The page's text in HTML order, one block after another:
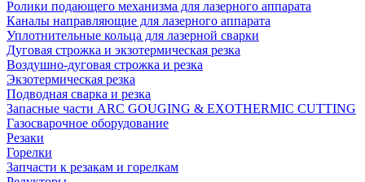
Ролики подающего механизма для лазерного аппарата
Каналы направляющие для лазерного аппарата
Уплотнительные кольца для лазерной сварки
Дуговая строжка и экзотермическая резка
Воздушно-дуговая строжка и резка
Экзотермическая резка
Подводная сварка и резка
Запасные части ARC GOUGING & EXOTHERMIC CUTTING
Газосварочное оборудование
Резаки
Горелки
Запчасти к резакам и горелкам